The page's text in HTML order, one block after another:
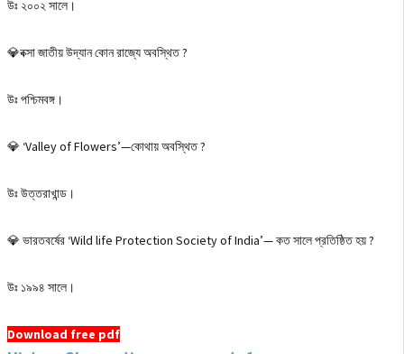
উঃ ২০০২ সালে।
💎বক্সা জাতীয় উদ্যান কোন রাজ্যে অবস্থিত ?
উঃ পশ্চিমবঙ্গ।
💎 ‘Valley of Flowers’—কোথায় অবস্থিত ?
উঃ উত্তরাখান্ড।
💎 ভারতবর্ষের ‘Wild life Protection Society of India’— কত সালে প্রতিষ্ঠিত হয় ?
উঃ ১৯৯৪ সালে।
Download free pdf